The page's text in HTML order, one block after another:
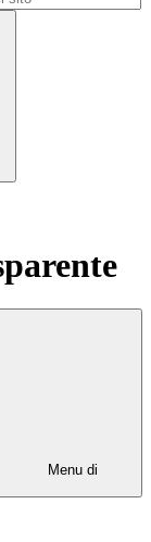
Menu di